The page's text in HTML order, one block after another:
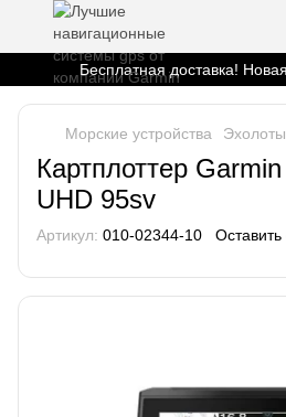
Бесплатная доставка!
Морские устройства
Картплоттер
UHD 95sv
Артикул: 010-02344-10 Оставить